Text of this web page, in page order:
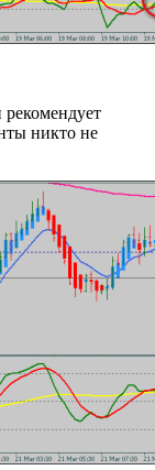
рекомендует
никто не